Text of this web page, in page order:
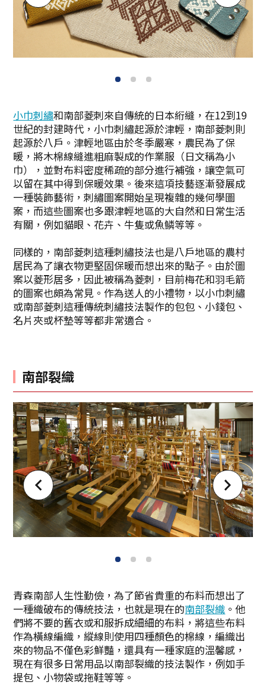
1 2 3
小巾刺繡和南部菱刺來自傳統的日本絎縫，在12到19
世紀的封建時代，小巾刺繡起源於津輕，南部菱刺則
起源於八戶。津輕地區由於冬季嚴寒，農民為了保
暖，將木棉線縫進粗麻製成的作業服（日文稱為小
巾），並對布料密度稀疏的部分進行補強，讓空氣可
以留在其中得到保暖效果。後來這項技藝逐漸發展成
一種裝飾藝術，刺繡圖案開始呈現複雜的幾何學圖
案，而這些圖案也多跟津輕地區的大自然和日常生活
有關，例如貓眼、花卉、牛隻或魚鱗等等。
同樣的，南部菱刺這種刺繡技法也是八戶地區的農村
居民為了讓衣物更堅固保暖而想出來的點子。由於圖
案以菱形居多，因此被稱為菱刺，目前梅花和羽毛箭
的圖案也頗為常見。作為送人的小禮物，以小巾刺繡
或南部菱刺這種傳統刺繡技法製作的包包、小錢包、
名片夾或杯墊等等都非常適合。
南部裂織
1 2 3
青森南部人生性勤儉，為了節省貴重的布料而想出了
一種織破布的傳統技法，也就是現在的南部裂織 。他
們將不要的舊衣或和服拆成細細的布料，將這些布料
作為橫線編織，縱線則使用四種顏色的棉線，編織出
來的物品不僅色彩鮮豔，還具有一種家庭的溫馨感，
現在有很多日常用品以南部裂織的技法製作，例如手
提包、小物袋或拖鞋等等。